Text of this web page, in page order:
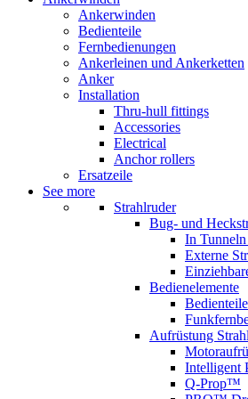
Ankerwinden
Bedienteile
Fernbedienungen
Ankerleinen und Ankerketten
Anker
Installation
Thru-hull fittings
Accessories
Electrical
Anchor rollers
Ersatzeile
See more
Strahlruder
Bug- und
In
Externe
Bedienelemente
Bedienteile
Aufrüstung
Intelligent
Q-Prop™